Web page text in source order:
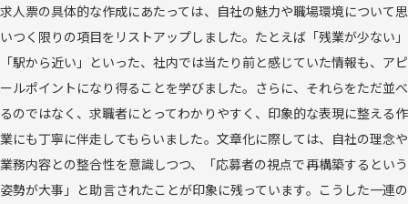
求人票の具体的な作成にあたっては、自社の魅力や職場環境について思
いつく限りの項目をリストアップしました。たとえば「残業が少ない」
「駅から近い」といった、社内では当たり前と感じていた情報も、アピ
ールポイントになり得ることを学びました。さらに、それらをただ並べ
るのではなく、求職者にとってわかりやすく、印象的な表現に整える作
業にも丁寧に伴走してもらいました。文章化に際しては、自社の理念や
業務内容との整合性を意識しつつ、「応募者の視点で再構築するという
姿勢が大事」と助言されたことが印象に残っています。こうした一連の